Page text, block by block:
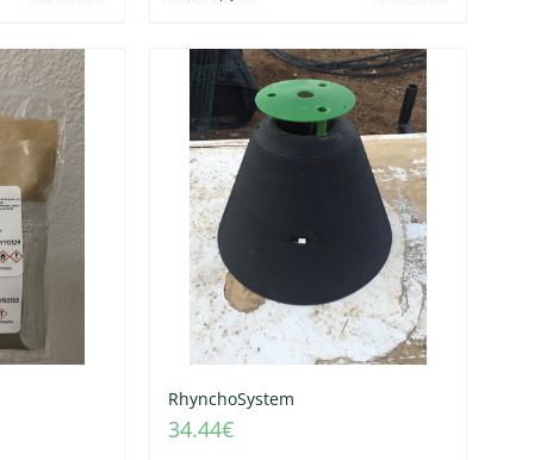
RhynchoSystem
34.44€